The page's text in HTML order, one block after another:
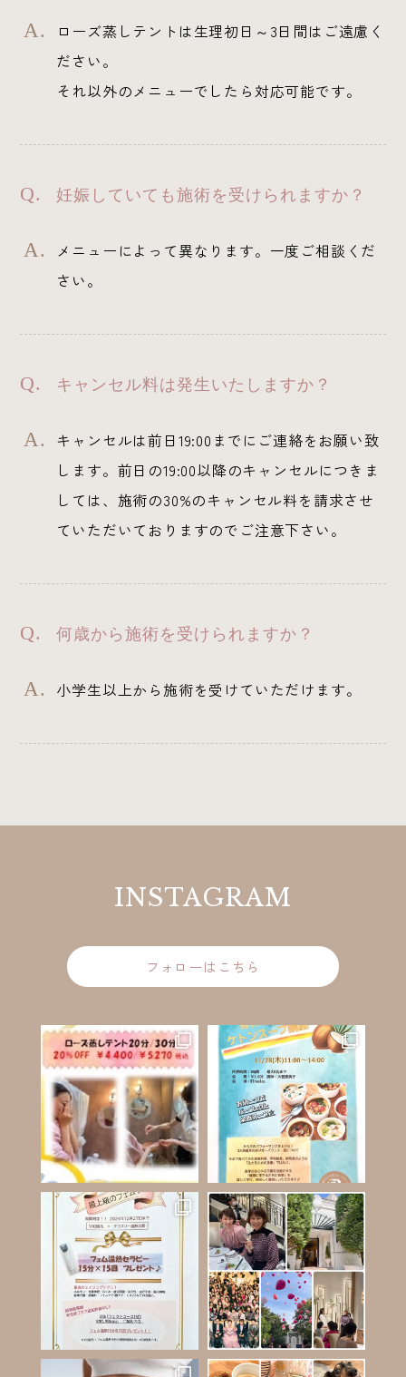
ローズ蒸しテントは生理初日～3日間はご遠慮く
ださい。
それ以外のメニューでしたら対応可能です。
妊娠していても施術を受けられますか？
メニューによって異なります。一度ご相談くだ
さい。
キャンセル料は発生いたしますか？
キャンセルは前日19:00までにご連絡をお願い致
します。前日の19:00以降のキャンセルにつきま
しては、施術の30%のキャンセル料を請求させ
ていただいておりますのでご注意下さい。
何歳から施術を受けられますか？
小学生以上から施術を受けていただけます。
INSTAGRAM
フォローはこちら